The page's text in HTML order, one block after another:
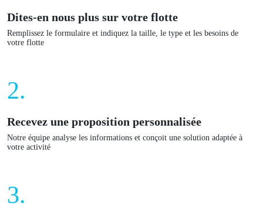
Dites-en nous plus sur votre flotte
Remplissez le formulaire et indiquez la taille, le type et les besoins de
votre flotte
2.
Recevez une proposition personnalisée
Notre équipe analyse les informations et conçoit une solution adaptée à
votre activité
3.